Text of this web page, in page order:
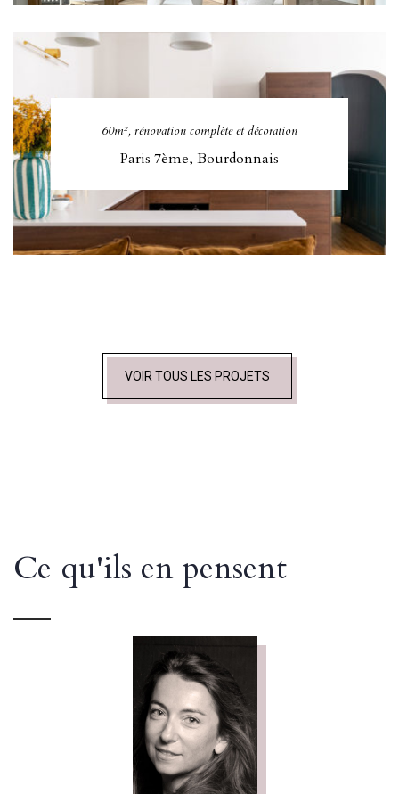
60m², rénovation complète et décoration
Paris 7ème, Bourdonnais
VOIR TOUS LES PROJETS
Ce qu'ils en pensent